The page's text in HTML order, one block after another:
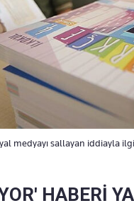
medyayı sallayan iddiayla
HABERİ